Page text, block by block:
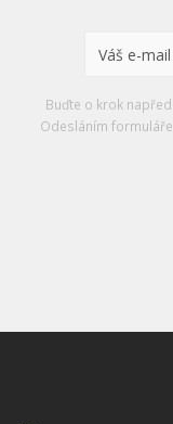
Buďte o krok
Odesláním